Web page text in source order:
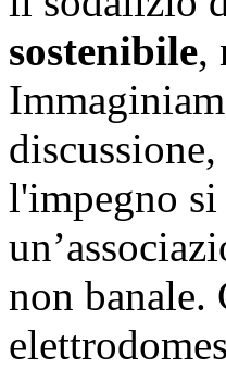
sostenibile,
l'impegno
non